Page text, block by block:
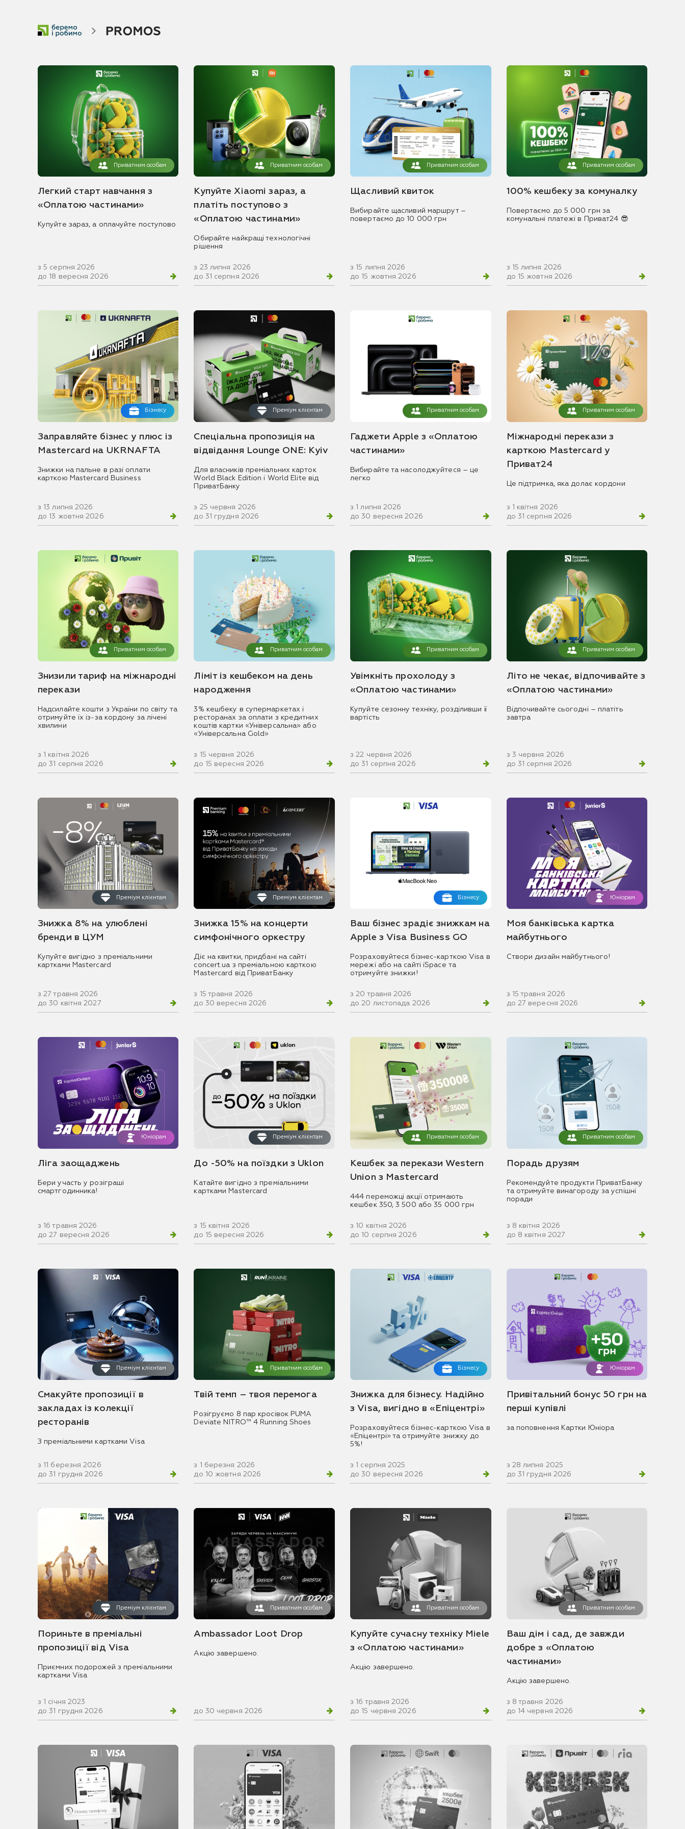
Приватним особам
Легкий старт навчання з
«Оплатою частинами»
Купуйте зараз, а оплачуйте поступово
з 5 серпня 2026
до 18 вересня 2026
Приватним особам
Купуйте Xiaomi зараз, а
платіть поступово з
«Оплатою частинами»
Обирайте найкращі технологічні
рішення
з 23 липня 2026
до 31 серпня 2026
Приватним особам
Щасливий квиток
Вибирайте щасливий маршрут –
повертаємо до 10 000 грн
з 15 липня 2026
до 15 жовтня 2026
Приватним особам
100% кешбеку за комуналку
Повертаємо до 5 000 грн за
комунальні платежі в Приват24 😎
з 15 липня 2026
до 15 жовтня 2026
Бізнесу
Заправляйте бізнес у плюс із
Mastercard на UKRNAFTA
Знижки на пальне в разі оплати
карткою Mastercard Business
з 13 липня 2026
до 13 жовтня 2026
Преміум клієнтам
Спеціальна пропозиція на
відвідання Lounge ONE: Kyiv
Для власників преміальних карток
World Black Edition і World Elite від
ПриватБанку
з 25 червня 2026
до 31 грудня 2026
Приватним особам
Гаджети Apple з «Оплатою
частинами»
Вибирайте та насолоджуйтеся – це
легко
з 1 липня 2026
до 30 вересня 2026
Приватним особам
Міжнародні перекази з
карткою Mastercard у
Приват24
Це підтримка, яка долає кордони
з 1 квітня 2026
до 31 серпня 2026
Приватним особам
Знизили тариф на міжнародні
перекази
Надсилайте кошти з України по світу та
отримуйте їх із-за кордону за лічені
хвилини
з 1 квітня 2026
до 31 серпня 2026
Приватним особам
Ліміт із кешбеком на день
народження
3% кешбеку в супермаркетах і
ресторанах за оплати з кредитних
коштів картки «Універсальна» або
«Універсальна Gold»
з 15 червня 2026
до 15 вересня 2026
Приватним особам
Увімкніть прохолоду з
«Оплатою частинами»
Купуйте сезонну техніку, розділивши її
вартість
з 22 червня 2026
до 31 серпня 2026
Приватним особам
Літо не чекає, відпочивайте з
«Оплатою частинами»
Відпочивайте сьогодні – платіть
завтра
з 3 червня 2026
до 31 серпня 2026
Преміум клієнтам
Знижка 8% на улюблені
бренди в ЦУМ
Купуйте вигідно з преміальними
картками Mastercard
з 27 травня 2026
до 30 квітня 2027
Преміум клієнтам
Знижка 15% на концерти
симфонічного оркестру
Діє на квитки, придбані на сайті
concert.ua з преміальною карткою
Mastercard від ПриватБанку
з 15 травня 2026
до 30 вересня 2026
Бізнесу
Ваш бізнес зрадіє знижкам на
Apple з Visa Business GO
Розраховуйтеся бізнес-карткою Visa в
мережі або на сайті iSpace та
отримуйте знижки!
з 20 травня 2026
до 20 листопада 2026
Юніорам
Моя банківська картка
майбутнього
Створи дизайн майбутнього!
з 15 травня 2026
до 27 вересня 2026
Юніорам
Ліга заощаджень
Бери участь у розіграші
смартгодинника!
з 16 травня 2026
до 27 вересня 2026
Преміум клієнтам
До -50% на поїздки з Uklon
Катайте вигідно з преміальними
картками Mastercard
з 15 квітня 2026
до 15 вересня 2026
Приватним особам
Кешбек за перекази Western
Union з Mastercard
444 переможці акції отримають
кешбек 350, 3 500 або 35 000 грн
з 10 квітня 2026
до 10 серпня 2026
Приватним особам
Порадь друзям
Рекомендуйте продукти ПриватБанку
та отримуйте винагороду за успішні
поради
з 8 квітня 2026
до 8 квітня 2027
Преміум клієнтам
Смакуйте пропозиції в
закладах із колекції
ресторанів
З преміальними картками Visa
з 11 березня 2026
до 31 грудня 2026
Приватним особам
Твій темп – твоя перемога
Розігруємо 8 пар кросівок PUMA
Deviate NITRO™ 4 Running Shoes
з 1 березня 2026
до 10 жовтня 2026
Бізнесу
Знижка для бізнесу. Надійно
з Visa, вигідно в «Епіцентрі»
Розраховуйтеся бізнес-карткою Visa в
«Епіцентрі» та отримуйте знижку до
5%!
з 1 серпня 2025
до 30 вересня 2026
Юніорам
Привітальний бонус 50 грн на
перші купівлі
за поповнення Картки Юніора
з 28 липня 2025
до 31 грудня 2026
Преміум клієнтам
Пориньте в преміальні
пропозиції від Visa
Приємних подорожей з преміальними
картками Visa
з 1 січня 2023
до 31 грудня 2026
Приватним особам
Ambassador Loot Drop
Акцію завершено.
до 30 червня 2026
Приватним особам
Купуйте сучасну техніку Miele
з «Оплатою частинами»
Акцію завершено.
з 16 травня 2026
до 15 червня 2026
Приватним особам
Ваш дім і сад, де завжди
добре з «Оплатою
частинами»
Акцію завершено.
з 8 травня 2026
до 14 червня 2026